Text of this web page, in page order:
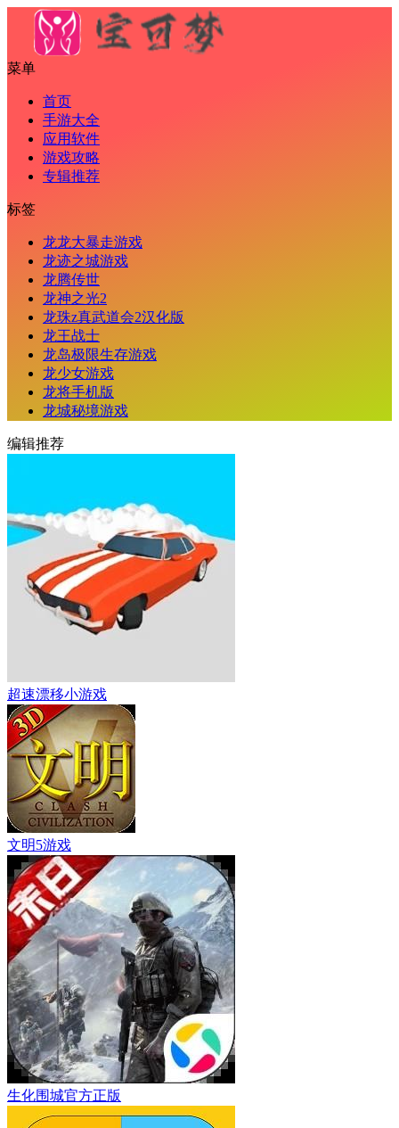
菜单
首页
手游大全
应用软件
游戏攻略
专辑推荐
标签
龙龙大暴走游戏
龙迹之城游戏
龙腾传世
龙神之光2
龙珠z真武道会2汉化版
龙王战士
龙岛极限生存游戏
龙少女游戏
龙将手机版
龙城秘境游戏
编辑推荐
超速漂移小游戏
文明5游戏
生化围城官方正版